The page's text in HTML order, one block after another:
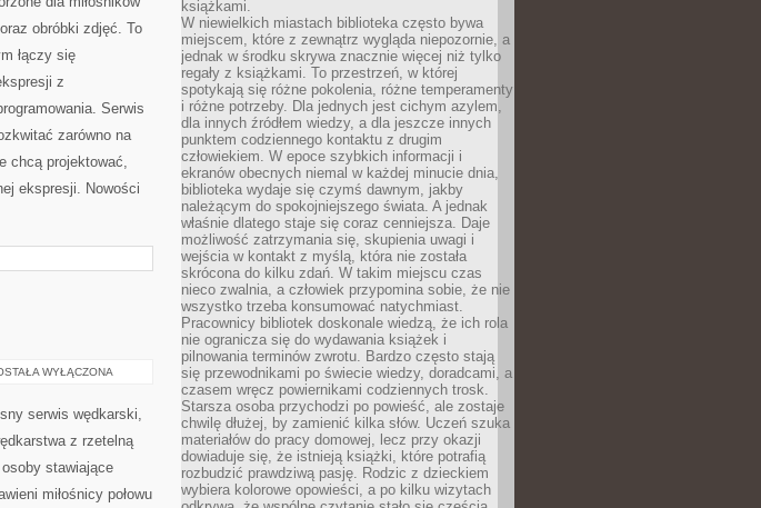
obróbki zdjęć. To
łączy się
z
Serwis
zarówno na
chcą projektować,
ekspresji. Nowości
WYŁĄCZONA
serwis wędkarski,
z rzetelną
stawiające
miłośnicy połowu
książkami.
W niewielkich miastach biblioteka często bywa
miejscem, które z zewnątrz wygląda niepozornie, a
jednak w środku skrywa znacznie więcej niż tylko
regały z książkami. To przestrzeń, w której
spotykają się różne pokolenia, różne temperamenty
i różne potrzeby. Dla jednych jest cichym azylem,
dla innych źródłem wiedzy, a dla jeszcze innych
punktem codziennego kontaktu z drugim
człowiekiem. W epoce szybkich informacji i
ekranów obecnych niemal w każdej minucie dnia,
biblioteka wydaje się czymś dawnym, jakby
należącym do spokojniejszego świata. A jednak
właśnie dlatego staje się coraz cenniejsza. Daje
możliwość zatrzymania się, skupienia uwagi i
wejścia w kontakt z myślą, która nie została
skrócona do kilku zdań. W takim miejscu czas
nieco zwalnia, a człowiek przypomina sobie, że nie
wszystko trzeba konsumować natychmiast.
Pracownicy bibliotek doskonale wiedzą, że ich rola
nie ogranicza się do wydawania książek i
pilnowania terminów zwrotu. Bardzo często stają
się przewodnikami po świecie wiedzy, doradcami, a
czasem wręcz powiernikami codziennych trosk.
Starsza osoba przychodzi po powieść, ale zostaje
chwilę dłużej, by zamienić kilka słów. Uczeń szuka
materiałów do pracy domowej, lecz przy okazji
dowiaduje się, że istnieją książki, które potrafią
rozbudzić prawdziwą pasję. Rodzic z dzieckiem
wybiera kolorowe opowieści, a po kilku wizytach